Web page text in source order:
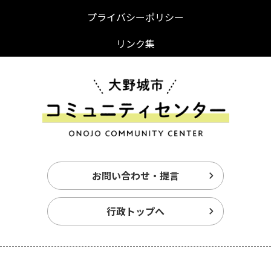
プライバシーポリシー
リンク集
お問い合わせ・提言
行政トップへ